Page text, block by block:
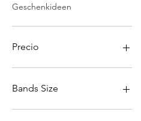
Geschenkideen
Precio
Bands Size
48